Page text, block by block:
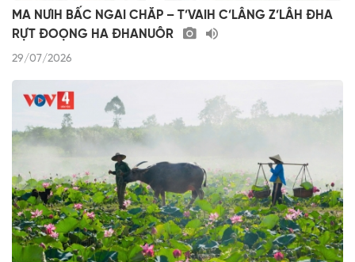
MA NƯIH BẤC NGAI CHĂP – T’VAIH C’LÂNG Z’LÂH ĐHA
RỰT ĐOỌNG HA ĐHANUÔR
29/07/2026